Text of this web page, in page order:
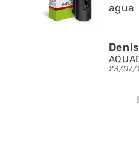
agua
23/07/